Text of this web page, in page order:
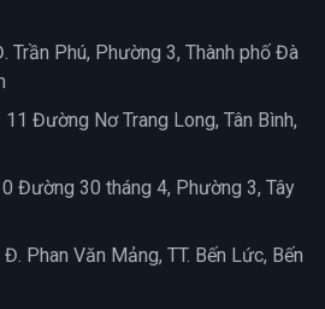
Phú, Phường 3, Thành phố Đà
Đường Nơ Trang Long, Tân Bình,
Đường 30 tháng 4, Phường 3, Tây
Phan Văn Mảng, TT. Bến Lức, Bến